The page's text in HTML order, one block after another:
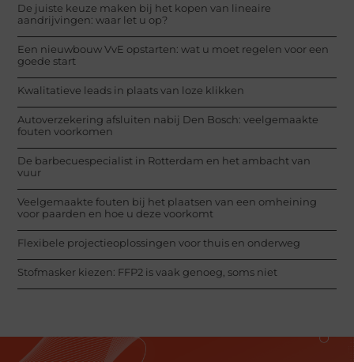
De juiste keuze maken bij het kopen van lineaire
aandrijvingen: waar let u op?
Een nieuwbouw VvE opstarten: wat u moet regelen voor een
goede start
Kwalitatieve leads in plaats van loze klikken
Autoverzekering afsluiten nabij Den Bosch: veelgemaakte
fouten voorkomen
De barbecuespecialist in Rotterdam en het ambacht van
vuur
Veelgemaakte fouten bij het plaatsen van een omheining
voor paarden en hoe u deze voorkomt
Flexibele projectieoplossingen voor thuis en onderweg
Stofmasker kiezen: FFP2 is vaak genoeg, soms niet